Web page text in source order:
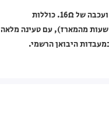
אוזניות אלחוטיות JBL דגם Wave Beam בצבע בז', עם דרייברים בגודל ‎8 מ"מ‎, טווח תדרים ‎20Hz – 20kHz‎ ועכבה של ‎16Ω‎. כוללות
Bluetooth וביטול רעשים אקטיבי (ANC), סוללה המספקת עד 32 שעות שימוש (8 שעות מהאוזניות ועוד 24 שעות מהמארז), עם טעינה מלאה